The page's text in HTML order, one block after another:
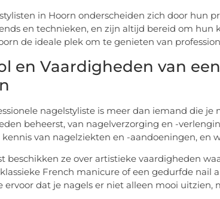
in Hoorn onderscheiden zich door hun
en technieken, en zijn altijd bereid om hun
de ideale plek om te genieten van
en Vaardigheden van
nagelstyliste is meer dan iemand die
beheerst, van nagelverzorging en -
van nagelziekten en -aandoeningen, en
beschikken ze over artistieke vaardigheden
French manicure of een gedurfde nail
ervoor dat je nagels er niet alleen mooi uitzien,